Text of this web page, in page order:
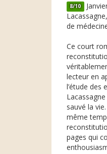
8/10
de
Ce court
lecteur en
l’étude des
sauvé la
même
pages qui